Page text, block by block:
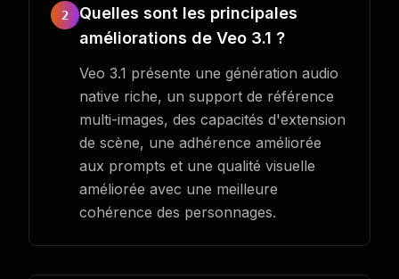
2
Quelles sont les principales
améliorations de Veo 3.1 ?
Veo 3.1 présente une génération audio
native riche, un support de référence
multi-images, des capacités d'extension
de scène, une adhérence améliorée
aux prompts et une qualité visuelle
améliorée avec une meilleure
cohérence des personnages.